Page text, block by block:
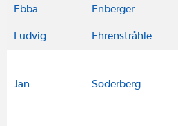
Ebba Enberger
Ludvig Ehrenstråhle
Jan Soderberg